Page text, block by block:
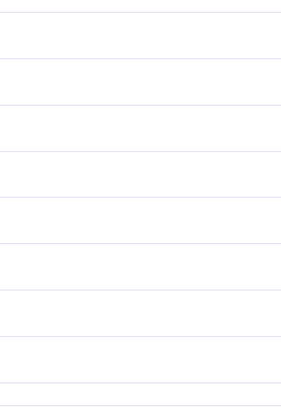
সাল্লাম তোমাদের যে শিক্ষা দিচ্ছেন তোমরা তো তাকে
আল্লাহ তা’আলা তাকে চাক্ষুষভাবে এমন সব সত্য ও
দেবীর কথা উদাহরণ হিসেবে তুলে ধরা হয়েছে যাদেরকে
আস্তানা ছিল তায়েফে। বনী সাকীফ গোত্র তার
শব্দটি আল্লাহ শব্দের স্ত্রীলিংগ। এর অর্থ ঘুরা বা কারো
করতো তাই তাকে ‘লাত’ আখ্যা দেয়া শুরু হলো। এর
কঙ্করময় ভূমিতে বাস করতো এবং হজের উদ্দেশ্যে
তার নামে একটা আস্তানা গড়ে তোলে এবং তার উপাসনা
এর আস্তানা ছিল মক্কা ও তায়েফের মধ্যবর্তী “নাখলা”
লোকজন এর যিয়ারতের জন্য আসতো, এর উদ্দেশ্যে
মূর্তির চেয়ে অধিক সম্মান দেয়া হতো। (মানাত) এর
আওস এবং খাযরাজ গোত্রের লোকেরা এর খুব ভক্ত ছিল।
এবং আরাফাতে ও মিনায় অবস্থানের পর সেখান থেকে
tafsir.
বলো সেকি তোমাদের কোন উপকার কিংবা অপকার